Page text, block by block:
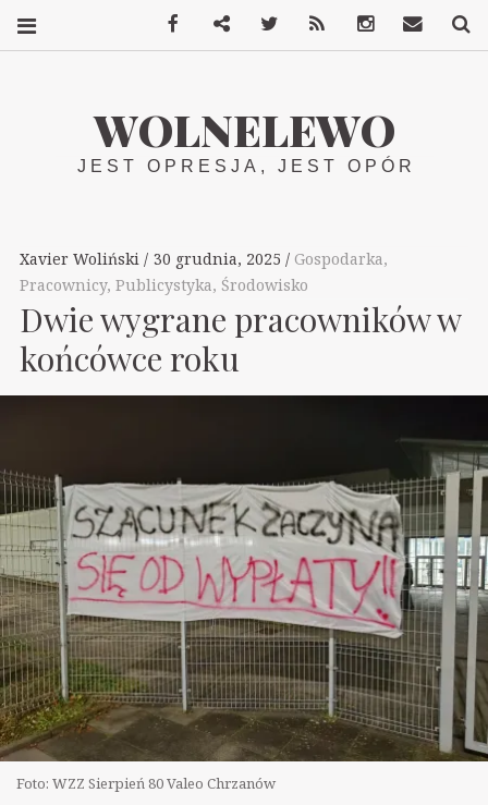
WOLNELEWO
JEST OPRESJA, JEST OPÓR
Xavier Woliński 30 grudnia, 2025 Gospodarka,
Pracownicy, Publicystyka, Środowisko
Dwie wygrane pracowników w
końcówce roku
Foto: WZZ Sierpień 80 Valeo Chrzanów
FacebookMastodonTwitter InstagramKontakt